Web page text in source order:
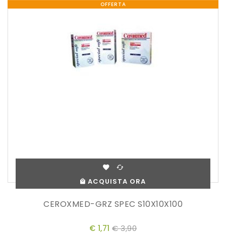
OFFERTA
ACQUISTA ORA
CEROXMED-GRZ SPEC S10X10X100
€ 1,71 € 3,90